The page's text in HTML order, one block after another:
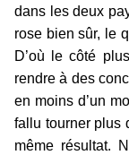
dans les deux
rose bien sûr, le
D’où le côté
rendre à des
en moins d’un
fallu tourner plus
même résultat.